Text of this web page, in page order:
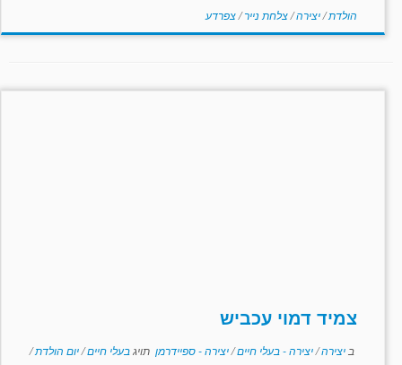
הולדת/יצירה/צלחת נייר/צפרדע
צמיד דמוי עכביש
ב יצירה/יצירה - בעלי חיים/יצירה - ספיידרמן תויגבעלי חיים/יום הולדת/